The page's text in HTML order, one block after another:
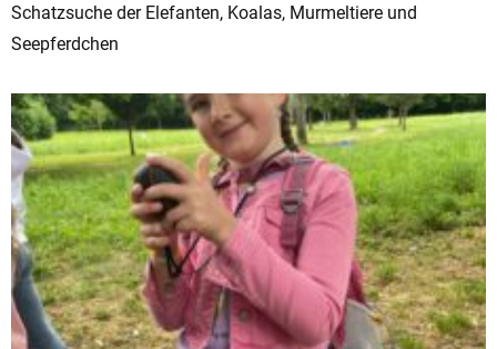
Schatzsuche der Elefanten, Koalas, Murmeltiere und
Seepferdchen